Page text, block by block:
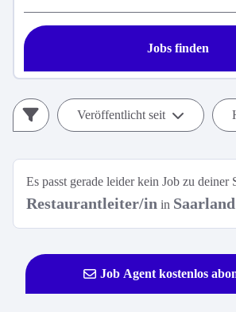
Jobs finden
Veröffentlicht seit
Es passt gerade leider kein Job zu deiner
Restaurantleiter/in in Saarland
Job Agent kostenlos